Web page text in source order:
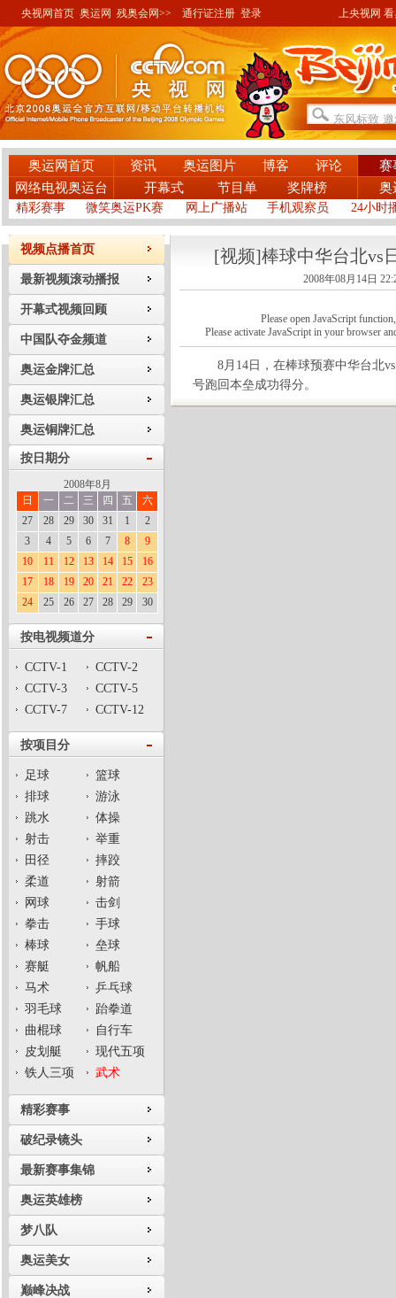
央视网首页 奥运网 残奥会网>> 通行证注册 登录 上央视网 看奥
奥运网首页 资讯 奥运图片 博客 评论
赛
网络电视奥运台
开幕式 节目单 奖牌榜 奥
精彩赛事 微笑奥运PK赛 网上广播站 手机观察员 24小时
视频点播首页
最新视频滚动播报
开幕式视频回顾
中国队夺金频道
奥运金牌汇总
奥运银牌汇总
奥运铜牌汇总
按日期分
2008年8月
日
一 二 三 四 五
六
27
28 29 30 31 1
2
3
4 5 6 7 8
9
10
11 12 13 14 15
16
17
18 19 20 21 22
23
24
25 26 27 28 29 30
按电视频道分
CCTV-1
CCTV-2
CCTV-3
CCTV-5
CCTV-7
CCTV-12
按项目分
足球
篮球
排球
游泳
跳水
体操
射击
举重
田径
摔跤
柔道
射箭
网球
击剑
拳击
手球
棒球
垒球
赛艇
帆船
马术
乒乓球
羽毛球
跆拳道
曲棍球
自行车
皮划艇
现代五项
铁人三项
武术
精彩赛事
破纪录镜头
最新赛事集锦
奥运英雄榜
梦八队
奥运美女
巅峰决战
[视频]棒球中华台北vs
2008年08月14日
Please open JavaScript
Please activate JavaScript in your browser
8月14日，在棒球预赛中华台北vs
号跑回本垒成功得分。